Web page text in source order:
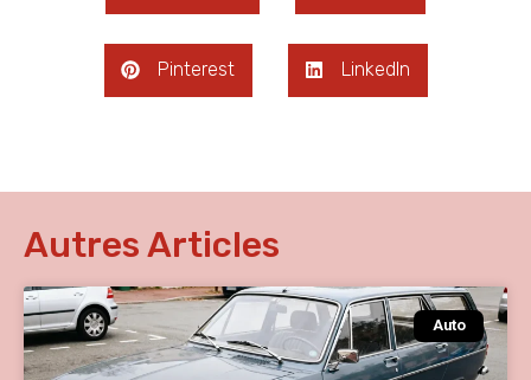
Pinterest LinkedIn
Autres Articles
Auto